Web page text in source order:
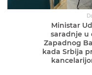
Ministar
saradnje u
Zapadnog
kada Srbija